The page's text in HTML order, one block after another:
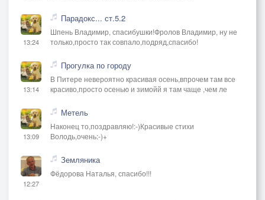
13:24
Парадокс... ст.5.2
Шпень Владимир, спасибушки!Фролов Владимир, ну не
только,просто так совпало,подряд,спасибо!
13:14
Прогулка по городу
В Питере невероятно красивая осень,впрочем там все
красиво,просто осенью и зимойй я там чаще ,чем ле
13:09
Метель
Наконец то,поздравляю!:-)Красивые стихи
Володь,очень:-)+
12:27
Земляника
Фёдорова Наталья, спасибо!!!